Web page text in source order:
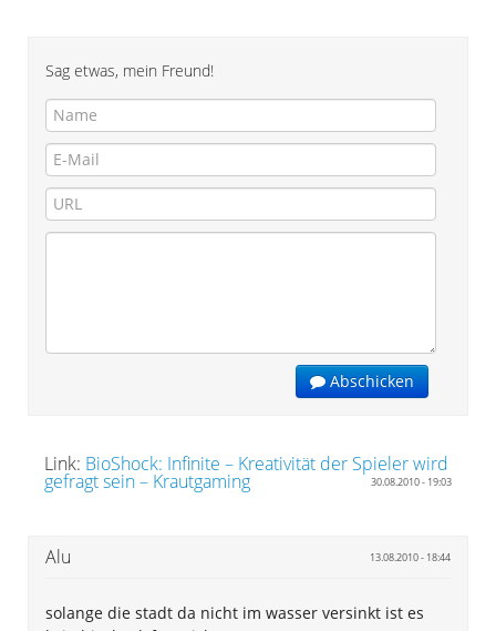
Sag etwas, mein Freund!
Abschicken
Link: BioShock: Infinite – Kreativität der Spieler wird
gefragt sein – Krautgaming 30.08.2010 - 19:03
Alu 13.08.2010 - 18:44
solange die stadt da nicht im wasser versinkt ist es